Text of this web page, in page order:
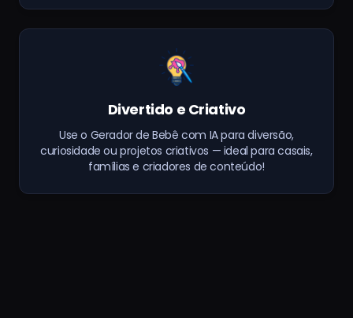
Divertido e Criativo
Use o Gerador de Bebê com IA para diversão,
curiosidade ou projetos criativos — ideal para casais,
famílias e criadores de conteúdo!